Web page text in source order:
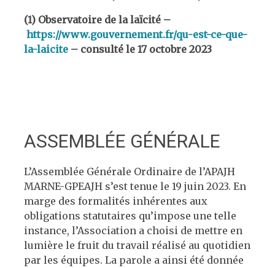
(1) Observatoire de la laïcité –
https://www.gouvernement.fr/qu-est-ce-que-
la-laicite– consulté le 17 octobre 2023
ASSEMBLÉE GÉNÉRALE
L’Assemblée Générale Ordinaire de l’APAJH
MARNE-GPEAJH s’est tenue le 19 juin 2023. En
marge des formalités inhérentes aux
obligations statutaires qu’impose une telle
instance, l’Association a choisi de mettre en
lumière le fruit du travail réalisé au quotidien
par les équipes. La parole a ainsi été donnée